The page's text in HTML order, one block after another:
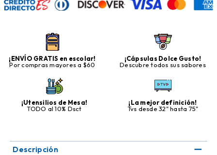
¡ENVÍO GRATIS en escolar!
Por compras mayores a $60
¡Cápsulas Dolce Gusto!
Descubre todos sus sabores
¡Utensilios de Mesa!
TODO al 10% Dsct
¡La mejor definición!
Tvs desde 32" hasta 75"
Descripción